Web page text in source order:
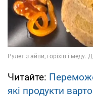
Читайте:
які продукти